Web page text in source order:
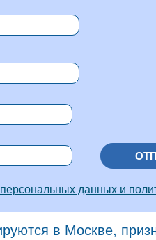
данных и
в Москве,